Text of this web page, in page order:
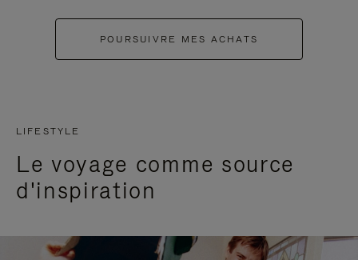
POURSUIVRE MES ACHATS
LIFESTYLE
Le voyage comme source
d'inspiration